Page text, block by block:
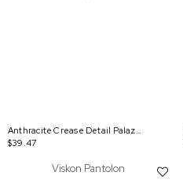
Anthracite Crease Detail Palazzo Pants
$39.47
Viskon Pantolon